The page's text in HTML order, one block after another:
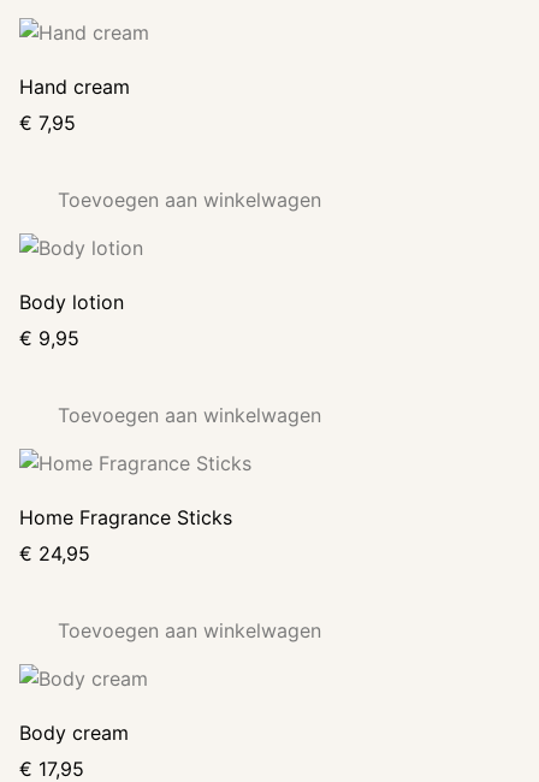
Hand cream
€ 7,95
Toevoegen aan winkelwagen
Body lotion
€ 9,95
Toevoegen aan winkelwagen
Home Fragrance Sticks
€ 24,95
Toevoegen aan winkelwagen
Body cream
€ 17,95